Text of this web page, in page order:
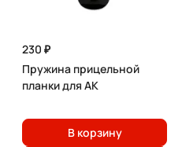
230 ₽
Пружина прицельной
планки для АК
В корзину